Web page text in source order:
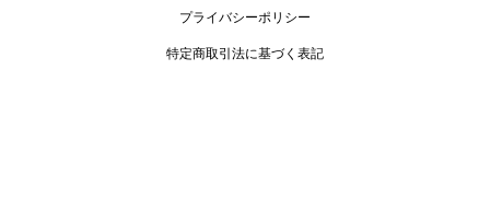
プライバシーポリシー
特定商取引法に基づく表記